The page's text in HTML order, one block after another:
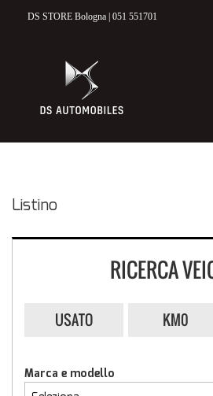
HOME
MODELLI DS
DS 3 CROSSBACK
DS 7 CROSSBACK
NUOVO
VETTURE NUOVE E KM 0
DS STORE Bologna | 051 551701
Listino
RICERCA
USATO KM0
Marca e modello